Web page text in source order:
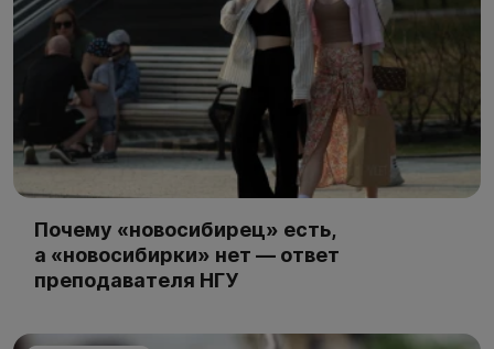
Почему «новосибирец» есть,
а «новосибирки» нет — ответ
преподавателя НГУ